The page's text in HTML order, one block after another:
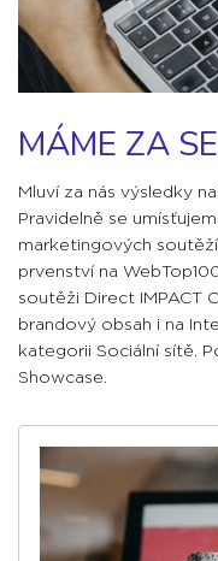
MÁME ZA
Mluví za nás výsledky
Pravidelně se
marketingových
prvenství na
soutěži Direct IMPACT
brandový obsah i na
kategorii Sociální sítě.
Showcase.